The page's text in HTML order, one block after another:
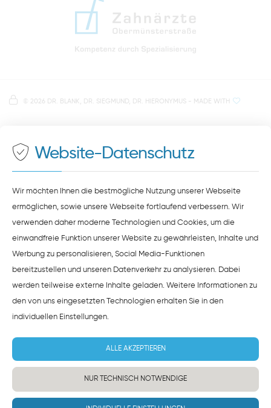
info@zahnaerzte-in-regensburg.de
zustimmen.
ZUSTIMMEN
HINWEISE ZUM DATENSCHUTZ
© 2026 DR. BLANK, DR. SIEGMUND, DR. HIERONYMUS - MADE WITH
Website-Datenschutz
Wir möchten Ihnen die bestmögliche Nutzung unserer Webseite
ermöglichen, sowie unsere Webseite fortlaufend verbessern. Wir
verwenden daher moderne Technologien und Cookies, um die
einwandfreie Funktion unserer Website zu gewährleisten, Inhalte und
Werbung zu personalisieren, Social Media-Funktionen
bereitzustellen und unseren Datenverkehr zu analysieren. Dabei
werden teilweise externe Inhalte geladen. Weitere Informationen zu
den von uns eingesetzten Technologien erhalten Sie in den
individuellen Einstellungen.
ALLE AKZEPTIEREN
NUR TECHNISCH NOTWENDIGE